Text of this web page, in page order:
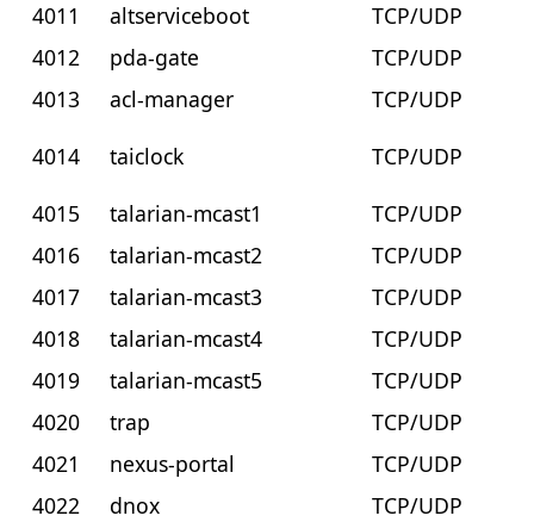
4011
altserviceboot
TCP/UDP
4012
pda-gate
TCP/UDP
4013
acl-manager
TCP/UDP
4014
taiclock
TCP/UDP
4015
talarian-mcast1
TCP/UDP
4016
talarian-mcast2
TCP/UDP
4017
talarian-mcast3
TCP/UDP
4018
talarian-mcast4
TCP/UDP
4019
talarian-mcast5
TCP/UDP
4020
trap
TCP/UDP
4021
nexus-portal
TCP/UDP
4022
dnox
TCP/UDP